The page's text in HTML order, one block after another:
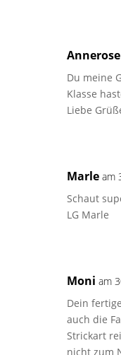
Annerose
Du meine
Klasse
Liebe
Marle am
Schaut
LG Marle
Moni am
Dein
auch die
Strickart
nicht zum